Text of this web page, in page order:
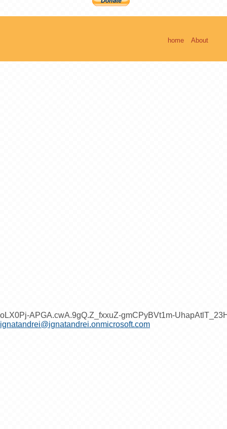
home About
oLX0Pj-APGA.cwA.9gQ.Z_fxxuZ-gmCPyBVt1m-
ignatandrei@ignatandrei.onmicrosoft.com